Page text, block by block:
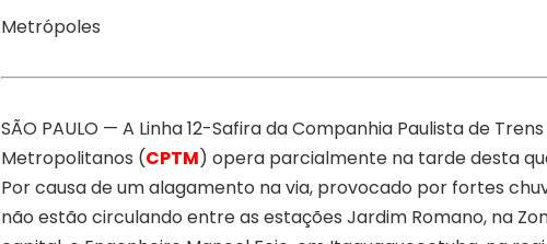
Metrópoles
SÃO PAULO — A Linha 12-Safira da Companhia Paulista de Trens
Metropolitanos (CPTM) opera parcialmente na tarde desta
Por causa de um alagamento na via, provocado por fortes
não estão circulando entre as estações Jardim Romano, na